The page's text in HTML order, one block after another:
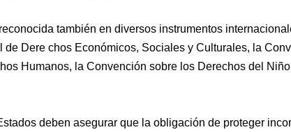
también en diversos instrumentos
de Dere chos Económicos, Sociales y Culturales, la
Humanos, la Convención sobre los Derechos del
deben asegurar que la obligación de proteger